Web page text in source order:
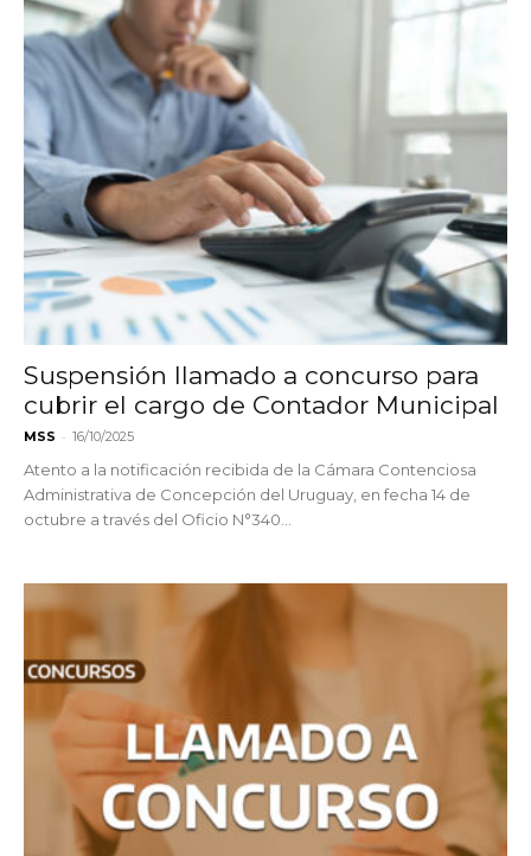
Suspensión llamado a concurso para
cubrir el cargo de Contador Municipal
MSS - 16/10/2025
Atento a la notificación recibida de la Cámara Contenciosa
Administrativa de Concepción del Uruguay, en fecha 14 de
octubre a través del Oficio N°340...